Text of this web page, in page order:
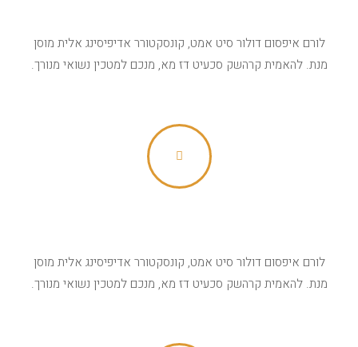
לורם איפסום דולור סיט אמט, קונסקטורר אדיפיסינג אלית מוסן
מנת. להאמית קרהשק סכעיט דז מא, מנכם למטכין נשואי מנורך.
לורם איפסום דולור סיט אמט, קונסקטורר אדיפיסינג אלית מוסן
מנת. להאמית קרהשק סכעיט דז מא, מנכם למטכין נשואי מנורך.